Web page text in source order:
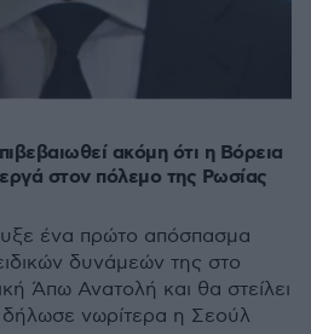
ακόμη ότι η Βόρεια
στον πόλεμο της Ρωσίας
ένα πρώτο απόσπασμα
δυνάμεών της στο
Άπω Ανατολή και θα στείλει
νωρίτερα η Σεούλ